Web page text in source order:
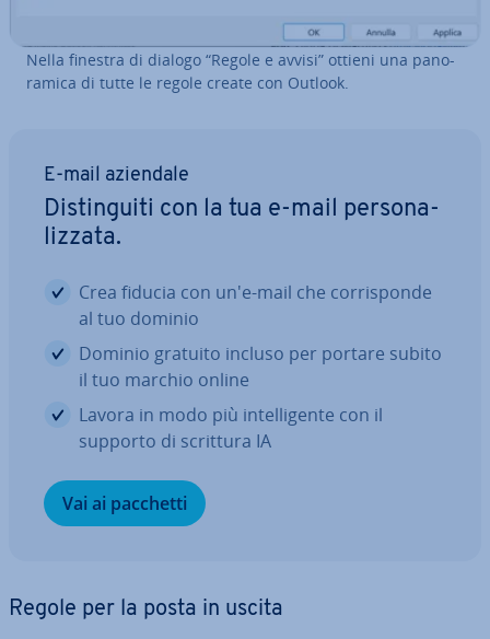
Nella finestra di dialogo “Regole e avvisi” ottieni una pa­no­
ra­mi­ca di tutte le regole create con Outlook.
E-mail aziendale
Di­stin­gui­ti con la tua e-mail per­so­na­
liz­za­ta.
Crea fiducia con un'e-mail che cor­ri­spon­de
al tuo dominio
Dominio gratuito incluso per portare subito
il tuo marchio online
Lavora in modo più in­tel­li­gen­te con il
supporto di scrittura IA
Vai ai pacchetti
Regole per la posta in uscita